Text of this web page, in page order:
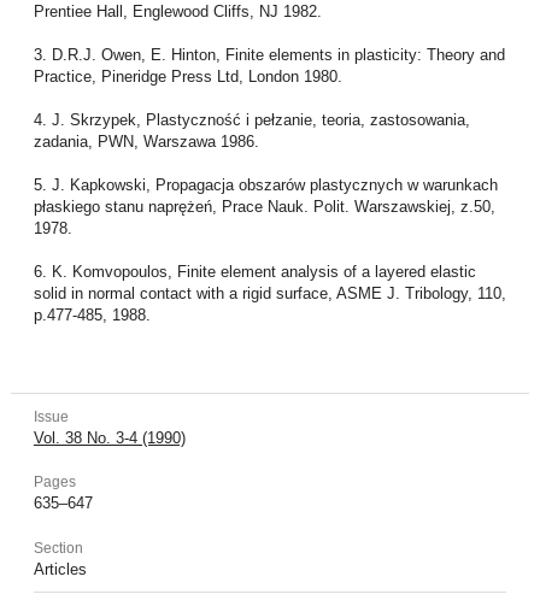
Prentiee Hall, Englewood Cliffs, NJ 1982.
3. D.R.J. Owen, E. Hinton, Finite elements in plasticity: Theory and
Practice, Pineridge Press Ltd, London 1980.
4. J. Skrzypek, Plastyczność i pełzanie, teoria, zastosowania,
zadania, PWN, Warszawa 1986.
5. J. Kapkowski, Propagacja obszarów plastycznych w warunkach
płaskiego stanu naprężeń, Prace Nauk. Polit. Warszawskiej, z.50,
1978.
6. K. Komvopoulos, Finite element analysis of a layered elastic
solid in normal contact with a rigid surface, ASME J. Tribology, 110,
p.477-485, 1988.
Issue
Vol. 38 No. 3-4 (1990)
Pages
635–647
Section
Articles